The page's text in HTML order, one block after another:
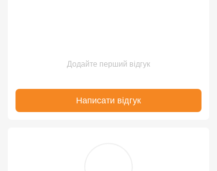
Додайте перший відгук
Написати відгук